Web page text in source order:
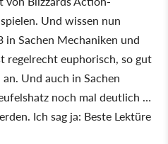
Und wissen nun
in Sachen Mechaniken und
regelrecht euphorisch, so gut
Und auch in Sachen
noch mal deutlich …
Ich sag ja: Beste Lektüre